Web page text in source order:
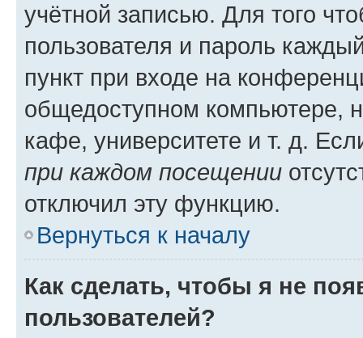
учётной записью. Для того
пользователя и пароль
пункт при входе на
общедоступном компьютере,
кафе, университете и т. д.
при каждом посещении
отключил эту функцию.
Вернуться к началу
Как сделать, чтобы я не
пользователей?